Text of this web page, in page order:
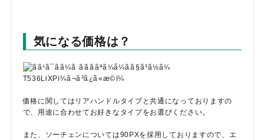
気になる価格は？
価格に関してはリアハンドルタイプと共通になっておりますの
で、用途に合わせてお好きなタイプをお選びください。
また、ソーチェンについては90PXを採用しておりますので、エ